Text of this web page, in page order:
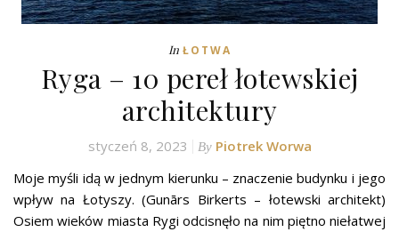
In ŁOTWA
Ryga – 10 pereł łotewskiej
architektury
styczeń 8, 2023 By Piotrek Worwa
Moje myśli idą w jednym kierunku – znaczenie budynku i jego
wpływ na Łotyszy. (Gunārs Birkerts – łotewski architekt)
Osiem wieków miasta Rygi odcisnęło na nim piętno niełatwej